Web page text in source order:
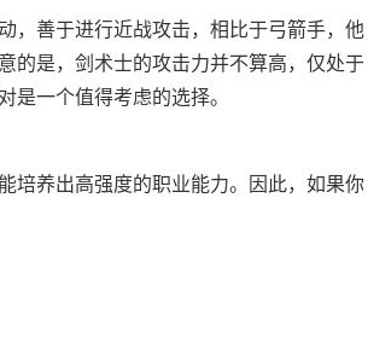
，善于进行近战攻击，相比于弓箭手，他
的是，剑术士的攻击力并不算高，仅处于
一个值得考虑的选择。
培养出高强度的职业能力。因此，如果你